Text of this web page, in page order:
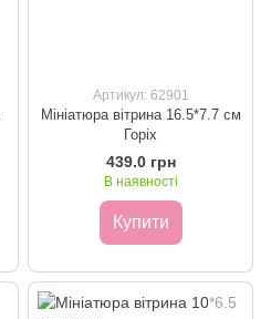
Артикул: 62901
Мініатюра вітрина 16.5*7.7 см
Горіх
439.0 грн
В наявності
Купити